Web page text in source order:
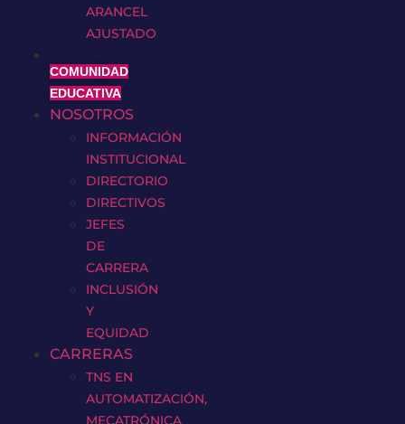
ARANCEL
AJUSTADO
COMUNIDAD
EDUCATIVA
NOSOTROS
INFORMACIÓN
INSTITUCIONAL
DIRECTORIO
DIRECTIVOS
JEFES
DE
CARRERA
INCLUSIÓN
Y
EQUIDAD
CARRERAS
TNS EN
AUTOMATIZACIÓN,
MECATRÓNICA